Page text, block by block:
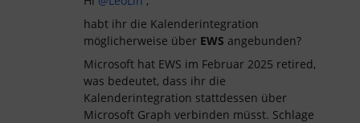
habt ihr die Kalenderintegration
möglicherweise über EWS angebunden?
Microsoft hat EWS im Februar 2025 retired,
was bedeutet, dass ihr die
Kalenderintegration stattdessen über
Microsoft Graph verbinden müsst. Schlage